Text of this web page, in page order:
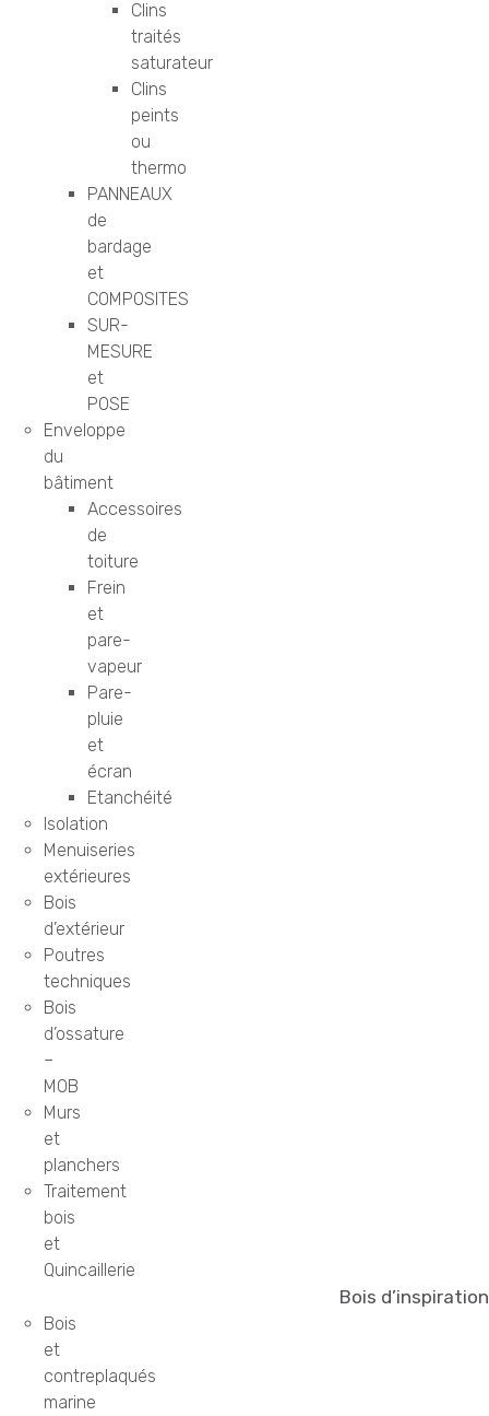
Clins
traités
saturateur
Clins
peints
ou
thermo
PANNEAUX
de
bardage
et
COMPOSITES
SUR-
MESURE
et
POSE
Enveloppe
du
bâtiment
Accessoires
de
toiture
Frein
et
pare-
vapeur
Pare-
pluie
et
écran
Etanchéité
Isolation
Menuiseries
extérieures
Bois
d’extérieur
Poutres
techniques
Bois
d’ossature
–
MOB
Murs
et
planchers
Traitement
bois
et
Quincaillerie
Bois d’inspiration
Bois
et
contreplaqués
marine